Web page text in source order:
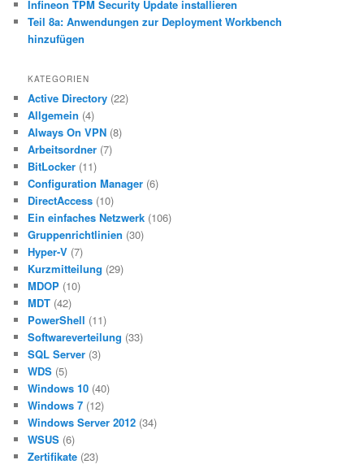
Infineon TPM Security Update installieren
Teil 8a: Anwendungen zur Deployment Workbench
hinzufügen
KATEGORIEN
Active Directory (22)
Allgemein (4)
Always On VPN (8)
Arbeitsordner (7)
BitLocker (11)
Configuration Manager (6)
DirectAccess (10)
Ein einfaches Netzwerk (106)
Gruppenrichtlinien (30)
Hyper-V (7)
Kurzmitteilung (29)
MDOP (10)
MDT (42)
PowerShell (11)
Softwareverteilung (33)
SQL Server (3)
WDS (5)
Windows 10 (40)
Windows 7 (12)
Windows Server 2012 (34)
WSUS (6)
Zertifikate (23)